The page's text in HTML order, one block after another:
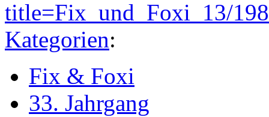
title=Fix_und_Foxi_13/
Kategorien:
Fix & Foxi
33. Jahrgang